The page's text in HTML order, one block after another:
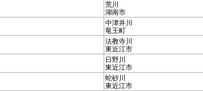
荒川
湖南市
中津井川
竜王町
法教寺川
東近江市
日野川
東近江市
蛇砂川
東近江市